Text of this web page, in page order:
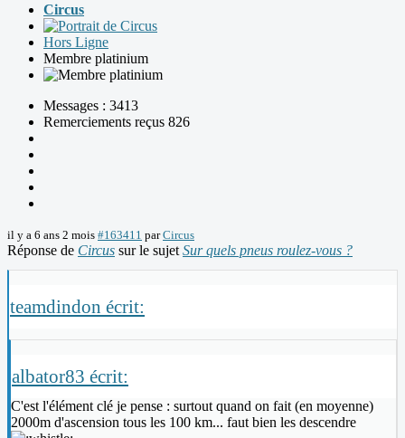
Circus
Hors Ligne
Membre platinium
Messages : 3413
Remerciements reçus 826
il y a 6 ans 2 mois #163411 parCircus
Réponse de Circus sur le sujet Sur quels pneus roulez-vous ?
teamdindon écrit:
albator83 écrit:
C'est l'élément clé je pense : surtout quand on fait (en moyenne)
2000m d'ascension tous les 100 km... faut bien les descendre